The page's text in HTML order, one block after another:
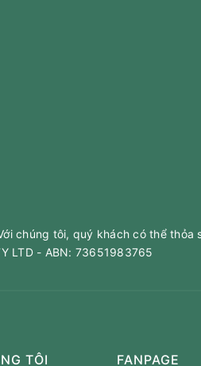
chúng tôi, quý khách có thể thỏa
LTD - ABN: 73651983765
TÔI FANPAGE